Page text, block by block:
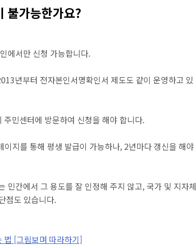
가능한가요?
에서만 신청 가능합니다.
년부터 전자본인서명확인서 제도도 같이 운영하고 있
민센터에 방문하여 신청을 해야 합니다.
지를 통해 평생 발급이 가능하나, 2년마다 갱신을 해야
민간에서 그 용도를 잘 인정해 주지 않고, 국가 및 지자체
점도 있습니다.
법 [그림보며 따라하기]